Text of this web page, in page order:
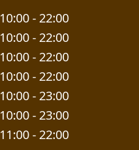
10:00 - 22:00
10:00 - 22:00
10:00 - 22:00
10:00 - 22:00
10:00 - 23:00
10:00 - 23:00
11:00 - 22:00